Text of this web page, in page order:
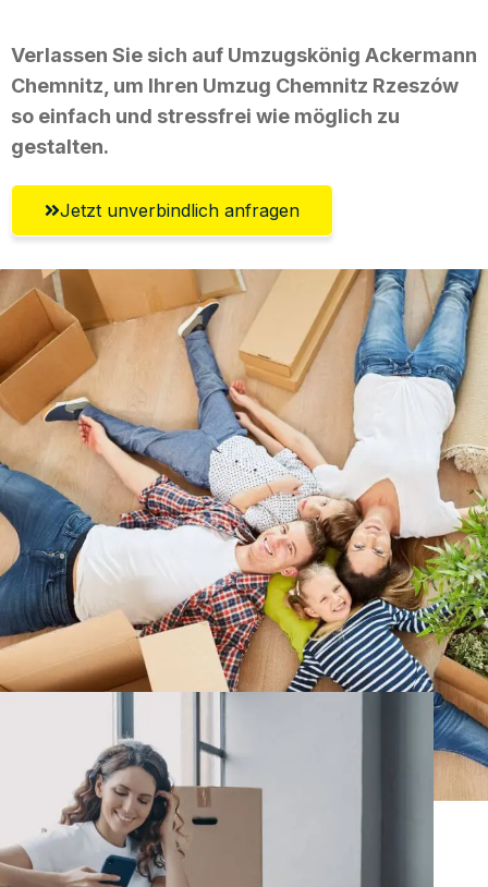
Verlassen Sie sich auf Umzugskönig Ackermann
Chemnitz, um Ihren Umzug Chemnitz Rzeszów
so einfach und stressfrei wie möglich zu
gestalten.
Jetzt unverbindlich anfragen